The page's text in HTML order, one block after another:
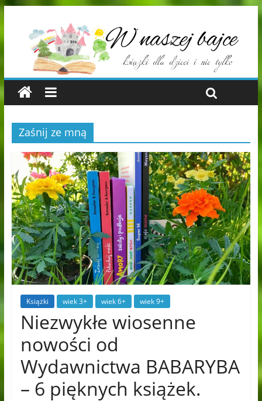
Zaśnij ze mną
Książki wiek 3+ wiek 6+ wiek 9+
Niezwykłe wiosenne
nowości od
Wydawnictwa BABARYBA
– 6 pięknych książek.